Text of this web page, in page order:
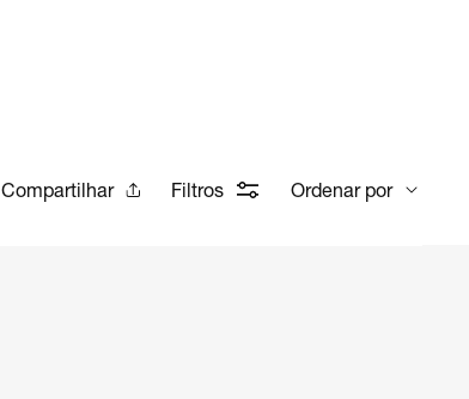
Compartilhar Filtros Ordenar por